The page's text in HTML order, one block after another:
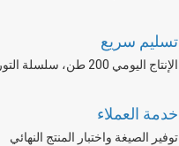
تسليم سريع
الإنتاج اليومي 200 طن، سلسلة التوريد مستقرة
خدمة العملاء
توفير الصيغة واختبار المنتج النهائي